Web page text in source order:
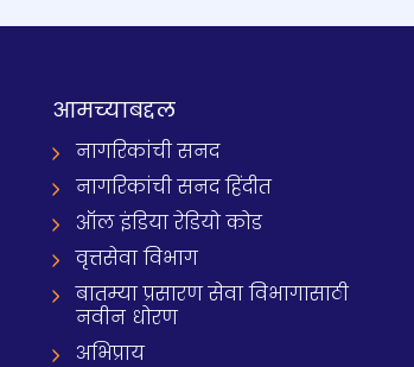
आमच्याबद्दल
नागरिकांची सनद
नागरिकांची सनद हिंदीत
ऑल इंडिया रेडियो कोड
वृत्तसेवा विभाग
बातम्या प्रसारण सेवा विभागासाठी
नवीन धोरण
अभिप्राय